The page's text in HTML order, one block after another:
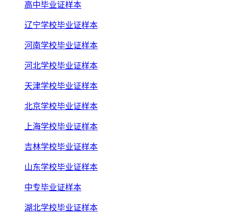
高中毕业证样本
辽宁学校毕业证样本
河南学校毕业证样本
河北学校毕业证样本
天津学校毕业证样本
北京学校毕业证样本
上海学校毕业证样本
吉林学校毕业证样本
山东学校毕业证样本
中专毕业证样本
湖北学校毕业证样本